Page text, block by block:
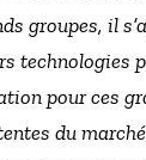
groupes, il
technologies
pour ces
du